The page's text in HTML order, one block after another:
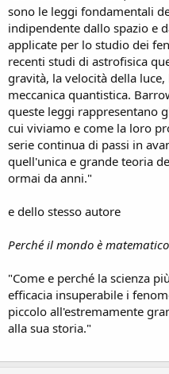
sono le leggi fondamentali
indipendente dallo spazio e
applicate per lo studio dei
recenti studi di astrofisica
gravità, la velocità della
meccanica quantistica.
queste leggi rappresentano
cui viviamo e come la loro
serie continua di passi in
quell'unica e grande teoria
ormai da anni."
e dello stesso autore
Perché il mondo è
"Come e perché la scienza
efficacia insuperabile i
piccolo all'estremamente
alla sua storia."